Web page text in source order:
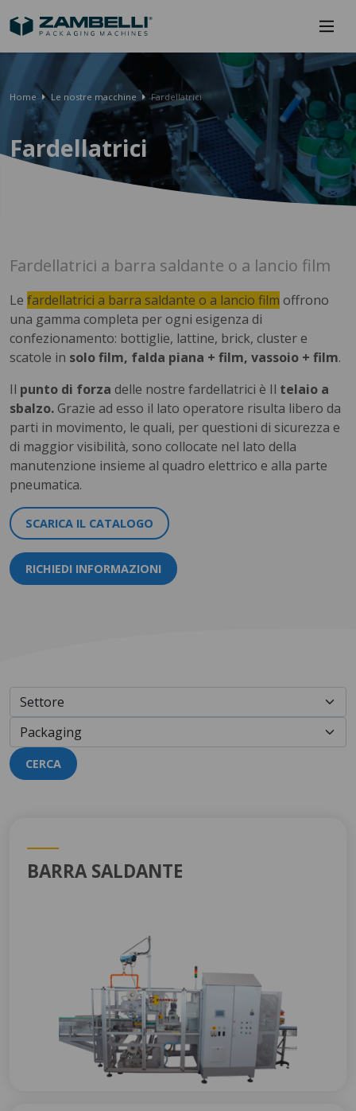
Home Le nostre macchine Fardellatrici
Fardellatrici
Fardellatrici a barra saldante o a lancio film
Le fardellatrici a barra saldante o a lancio film offrono
una gamma completa per ogni esigenza di
confezionamento: bottiglie, lattine, brick, cluster e
scatole in solo film, falda piana + film, vassoio + film.
Il punto di forza delle nostre fardellatrici è Il telaio a
sbalzo. Grazie ad esso il lato operatore risulta libero da
parti in movimento, le quali, per questioni di sicurezza e
di maggior visibilità, sono collocate nel lato della
manutenzione insieme al quadro elettrico e alla parte
pneumatica.
SCARICA IL CATALOGO
RICHIEDI INFORMAZIONI
CERCA
BARRA SALDANTE